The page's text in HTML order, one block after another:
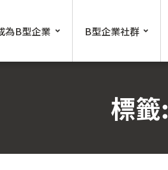
為B型企業 B型企業社群
標籤: